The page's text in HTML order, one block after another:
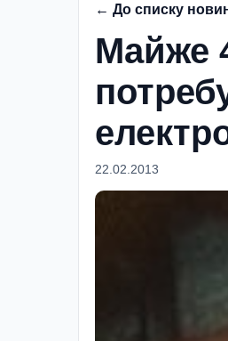
← До списку
Майже
22.02.2013